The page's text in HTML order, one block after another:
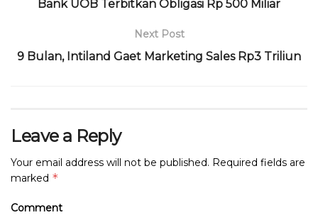
Bank UOB Terbitkan Obligasi Rp 500 Miliar
Next Post
9 Bulan, Intiland Gaet Marketing Sales Rp3 Triliun
Leave a Reply
Your email address will not be published. Required fields are
marked *
Comment